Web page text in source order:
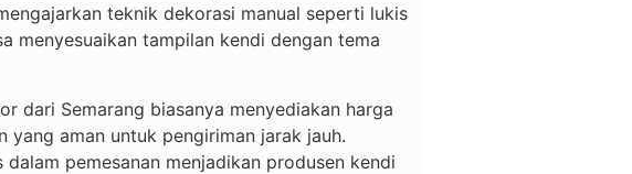
teknik dekorasi manual seperti lukis
menyesuaikan tampilan kendi dengan tema
dari Semarang biasanya menyediakan harga
aman untuk pengiriman jarak jauh.
pemesanan menjadikan produsen kendi